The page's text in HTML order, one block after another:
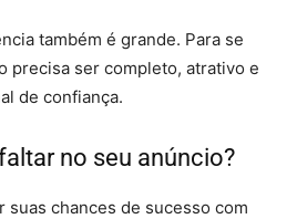
também é grande. Para se
precisa ser completo, atrativo e
de confiança.
no seu anúncio?
suas chances de sucesso com